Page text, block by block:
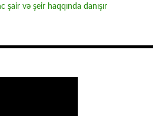
şair və şeir haqqında danışır